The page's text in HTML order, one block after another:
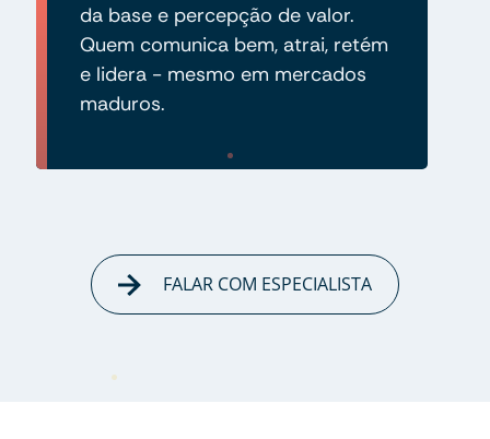
da base e percepção de valor.
Quem comunica bem, atrai, retém
e lidera - mesmo em mercados
maduros.
FALAR COM ESPECIALISTA